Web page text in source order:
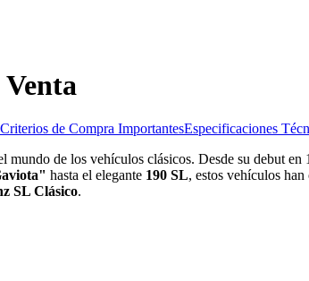
Venta
Criterios de Compra ImportantesEspecificaciones
mundo de los vehículos clásicos. Desde su debut
hasta el elegante 190 SL, estos vehículos
SL Clásico.